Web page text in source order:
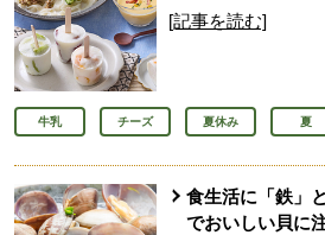
[記事を読む]
牛乳 チーズ 夏休み 夏
食生活に「鉄」
でおいしい貝に